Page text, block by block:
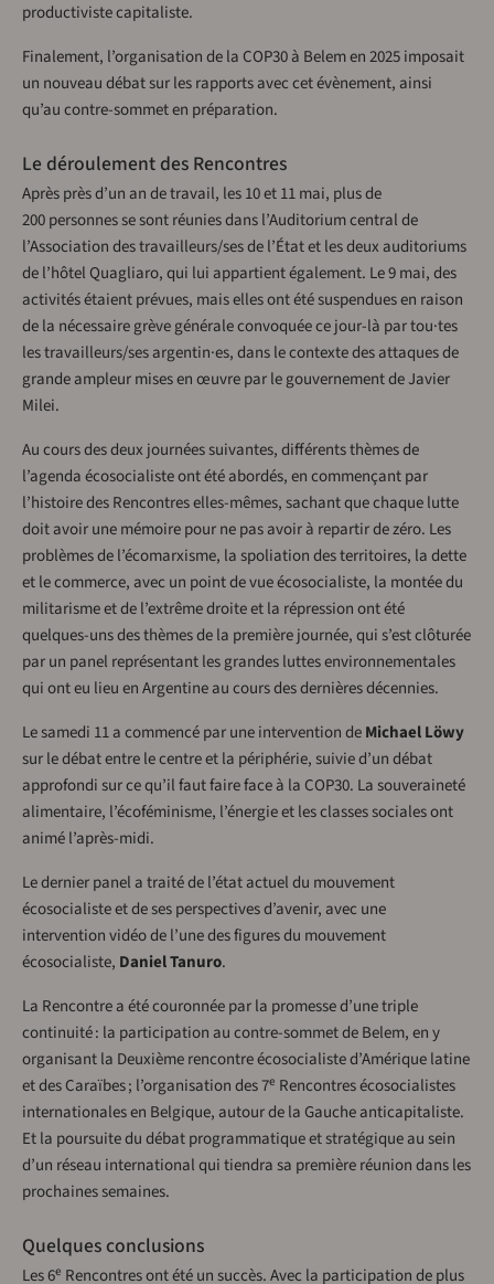
productiviste capitaliste.
Finalement, l’organisation de la COP30 à Belem en 2025 imposait
un nouveau débat sur les rapports avec cet évènement, ainsi
qu’au contre-sommet en préparation.
Le déroulement des Rencontres
Après près d’un an de travail, les 10 et 11 mai, plus de
200 personnes se sont réunies dans l’Auditorium central de
l’Association des travailleurs/ses de l’État et les deux auditoriums
de l’hôtel Quagliaro, qui lui appartient également. Le 9 mai, des
activités étaient prévues, mais elles ont été suspendues en raison
de la nécessaire grève générale convoquée ce jour-là par tou·tes
les travailleurs/ses argentin·es, dans le contexte des attaques de
grande ampleur mises en œuvre par le gouvernement de Javier
Milei.
Au cours des deux journées suivantes, différents thèmes de
l’agenda écosocialiste ont été abordés, en commençant par
l’histoire des Rencontres elles-mêmes, sachant que chaque lutte
doit avoir une mémoire pour ne pas avoir à repartir de zéro. Les
problèmes de l’écomarxisme, la spoliation des territoires, la dette
et le commerce, avec un point de vue écosocialiste, la montée du
militarisme et de l’extrême droite et la répression ont été
quelques-uns des thèmes de la première journée, qui s’est clôturée
par un panel représentant les grandes luttes environnementales
qui ont eu lieu en Argentine au cours des dernières décennies.
Le samedi 11 a commencé par une intervention deMichael Löwy
sur le débat entre le centre et la périphérie, suivie d’un débat
approfondi sur ce qu’il faut faire face à la COP30. La souveraineté
alimentaire, l’écoféminisme, l’énergie et les classes sociales ont
animé l’après-midi.
Le dernier panel a traité de l’état actuel du mouvement
écosocialiste et de ses perspectives d’avenir, avec une
intervention vidéo de l’une des figures du mouvement
écosocialiste, Daniel Tanuro.
La Rencontre a été couronnée par la promesse d’une triple
continuité : la participation au contre-sommet de Belem, en y
organisant la Deuxième rencontre écosocialiste d’Amérique latine
et des Caraïbes ; l’organisation des 7e Rencontres écosocialistes
internationales en Belgique, autour de la Gauche anticapitaliste.
Et la poursuite du débat programmatique et stratégique au sein
d’un réseau international qui tiendra sa première réunion dans les
prochaines semaines.
Quelques conclusions
Les 6e Rencontres ont été un succès. Avec la participation de plus